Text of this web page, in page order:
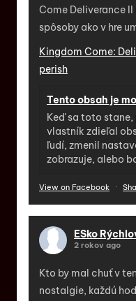
Come Deliverance
spôsoby ako v hre
Kingdom Come:
perish
Tento obsah je
Keď sa toto
vlastník zdieľal
ľudí, zmenil
zobrazuje, alebo
View on Facebook ·
ESko
2 rokov ago
Kto by mal chuť v
nostalgie, každú